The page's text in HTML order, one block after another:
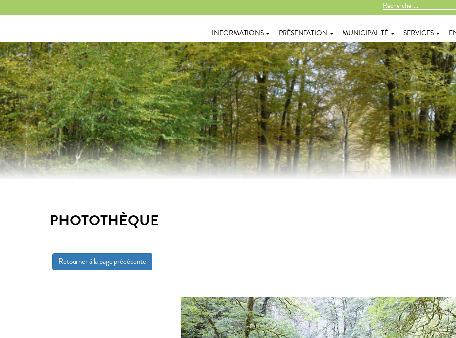
INFORMATIONS PRÉSENTATION MUNICIPALITÉ SERVICES
PHOTOTHÈQUE
Retourner à la page précédente